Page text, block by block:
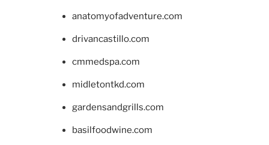
anatomyofadventure.com
drivancastillo.com
cmmedspa.com
midletontkd.com
gardensandgrills.com
basilfoodwine.com